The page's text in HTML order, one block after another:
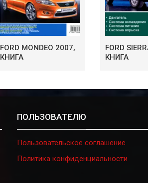
FORD MONDEO 2007,
КНИГА
FORD
КНИГА
ПОЛЬЗОВАТЕЛЮ
Пользовательское соглашение
Политика конфиденциальности